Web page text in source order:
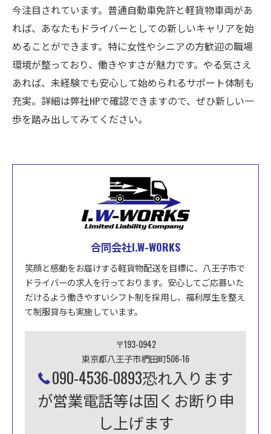
今注目されています。普通自動車免許と軽貨物車両があ
れば、あなたもドライバーとしての新しいキャリアを始
めることができます。特に女性やシニアの方歓迎の職場
環境が整っており、働きやすさが魅力です。やる気さえ
あれば、未経験でも安心して始められるサポート体制も
充実。詳細は弊社HPで確認できますので、ぜひ新しい一
歩を踏み出してみてください。
合同会社I.W-WORKS
笑顔と感動をお届けする軽貨物配送を目標に、八王子市で
ドライバーの求人を行っております。安心してご応募いた
だけるよう働きやすいシフト制を採用し、福利厚生を整え
て制服貸与も実施しています。
〒193-0942
東京都八王子市椚田町506-16
090-4536-0893恐れ入ります
が営業電話等は固くお断り申
し上げます